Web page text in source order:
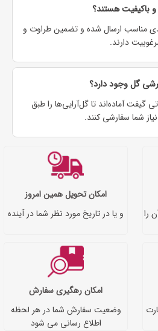
و باکیفیت هستند؟
مناسب ارسال شده و تضمین طراوت و
دارند.
گل وجود دارد؟
‌گیفت آماده‌اند تا گل‌آرایی‌ها را طبق
شما سفارشی کنند.
را
امکان تحویل همین امروز
و یا در تاریخ مورد نظر شما در آینده
امکان رهگیری سفارش
وضعیت سفارش شما در هر لحظه
اطلاع رسانی می شود